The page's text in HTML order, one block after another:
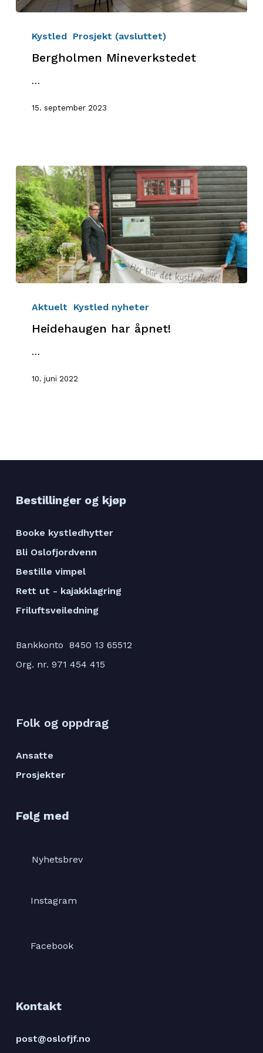
Mineverkstedet
Kystled Prosjekt (avsluttet)
Bergholmen Mineverkstedet
…
15. september 2023
Aktuelt Kystled nyheter
Heidehaugen har åpnet!
…
10. juni 2022
Bestillinger og kjøp
Booke kystledhytter
Bli Oslofjordvenn
Bestille vimpel
Rett ut - kajakklagring
Friluftsveiledning
Bankkonto 8450 13 65512
Org. nr. 971 454 415
Folk og oppdrag
Ansatte
Prosjekter
Følg med
Nyhetsbrev
Instagram
Facebook
Kontakt
post@oslofjf.no